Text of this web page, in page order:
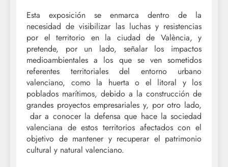
Esta exposición se enmarca dentro de la
necesidad de visibilizar las luchas y resistencias
por el territorio en la ciudad de València, y
pretende, por un lado, señalar los impactos
medioambientales a los que se ven sometidos
referentes territoriales del entorno urbano
valenciano, como la huerta o el litoral y los
poblados marítimos, debido a la construcción de
grandes proyectos empresariales y, por otro lado,
dar a conocer la defensa que hace la sociedad
valenciana de estos territorios afectados con el
objetivo de mantener y recuperar el patrimonio
cultural y natural valenciano.